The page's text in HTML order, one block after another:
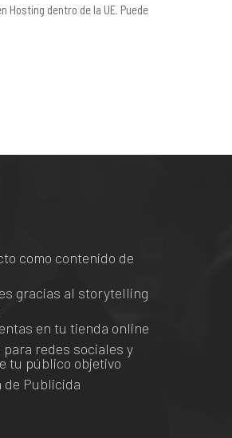
dentro de la UE. Puede
como contenido de
gracias al storytelling
en tu tienda online
redes sociales y
tu público objetivo
de Publicida